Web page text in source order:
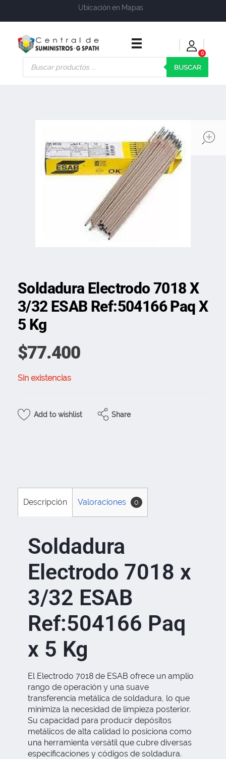
Ubicación en Mapas
Central de Suministros Gspath
Suministros y soluciones integrales para su empresa o negocio
0
BUSCAR
Soldadura Electrodo 7018 X
3/32 ESAB Ref:504166 Paq X
5 Kg
$77.400
Sin existencias
Add to wishlist Share
Descripción Valoraciones 0
Soldadura
Electrodo 7018 x
3/32 ESAB
Ref:504166 Paq
x 5 Kg
El Electrodo 7018 de ESAB ofrece un amplio
rango de operación y una suave
transferencia metálica de soldadura, lo que
minimiza la necesidad de limpieza posterior.
Su capacidad para producir depósitos
metálicos de alta calidad lo posiciona como
una herramienta versátil que cubre diversas
especificaciones y códigos de soldadura.